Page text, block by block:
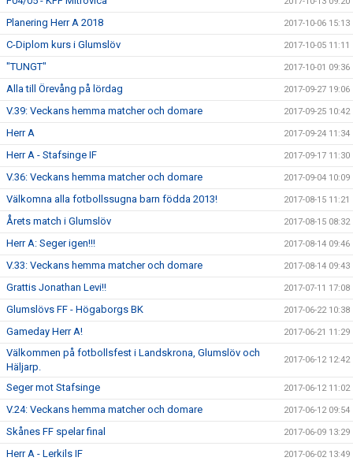
Planering Herr A 2018 2017-10-06 15:13
C-Diplom kurs i Glumslöv 2017-10-05 11:11
"TUNGT" 2017-10-01 09:36
Alla till Örevång på lördag 2017-09-27 19:06
V.39: Veckans hemma matcher och domare 2017-09-25 10:42
Herr A 2017-09-24 11:34
Herr A - Stafsinge IF 2017-09-17 11:30
V.36: Veckans hemma matcher och domare 2017-09-04 10:09
Välkomna alla fotbollssugna barn födda 2013! 2017-08-15 11:21
Årets match i Glumslöv 2017-08-15 08:32
Herr A: Seger igen!!! 2017-08-14 09:46
V.33: Veckans hemma matcher och domare 2017-08-14 09:43
Grattis Jonathan Levi!! 2017-07-11 17:08
Glumslövs FF - Högaborgs BK 2017-06-22 10:38
Gameday Herr A! 2017-06-21 11:29
Välkommen på fotbollsfest i Landskrona, Glumslöv och
Häljarp.
2017-06-12 12:42
Seger mot Stafsinge 2017-06-12 11:02
V.24: Veckans hemma matcher och domare 2017-06-12 09:54
Skånes FF spelar final 2017-06-09 13:29
Herr A - Lerkils IF 2017-06-02 13:49